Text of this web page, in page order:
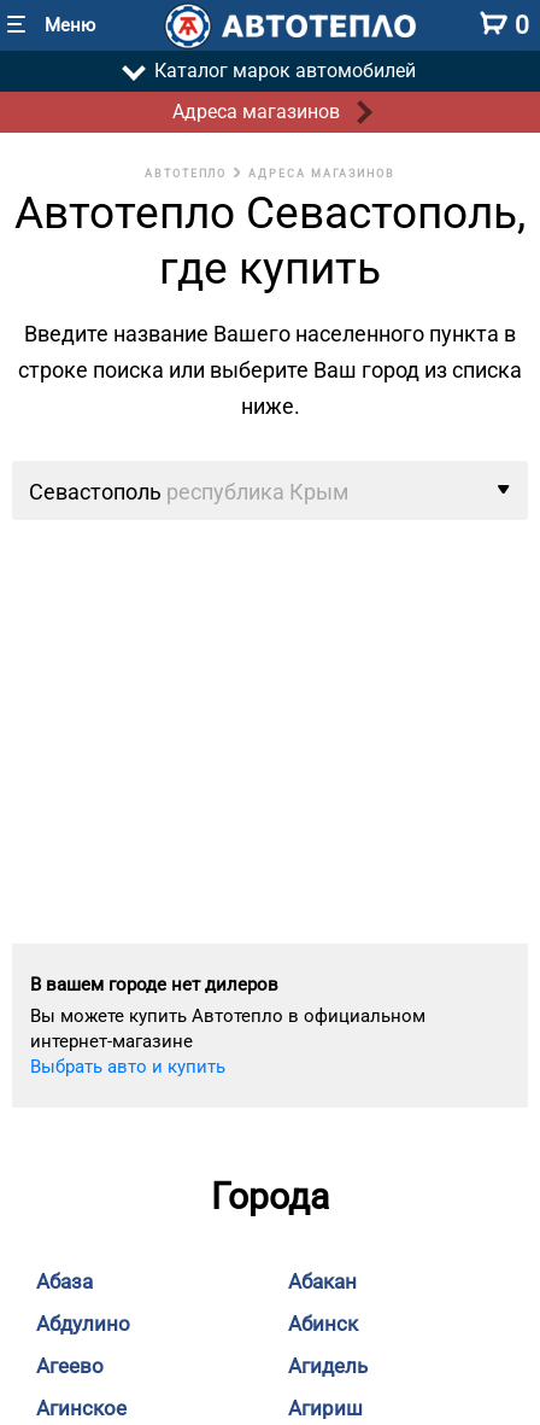
Меню 0
Каталог марок автомобилей
Адреса магазинов
АВТОТЕПЛО АДРЕСА МАГАЗИНОВ
Автотепло Севастополь,
где купить
Введите название Вашего населенного пункта в
строке поиска или выберите Ваш город из списка
ниже.
Севастополь республика Крым
В вашем городе нет дилеров
Вы можете купить Автотепло в официальном
интернет-магазине
Выбрать авто и купить
Города
Абаза
Абакан
Абдулино
Абинск
Агеево
Агидель
Агинское
Агириш